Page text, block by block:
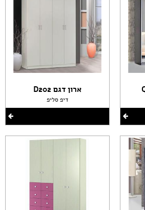
ארון דגם D202
דיפ סליפ